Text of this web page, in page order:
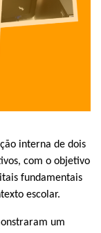
interna de dois
com o objetivo
fundamentais
escolar.
um